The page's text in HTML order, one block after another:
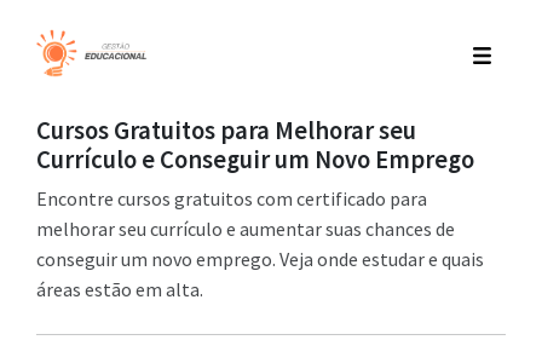
Cursos Gratuitos para Melhorar seu
Currículo e Conseguir um Novo Emprego
Encontre cursos gratuitos com certificado para
melhorar seu currículo e aumentar suas chances de
conseguir um novo emprego. Veja onde estudar e quais
áreas estão em alta.